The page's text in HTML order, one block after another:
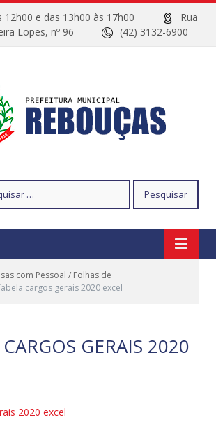
12h00 e das 13h00 às 17h00
Rua
Lopes, nº 96
(42) 3132-6900
com Pessoal / Folhas de
cargos gerais 2020 excel
GERAIS 2020
2020 excel